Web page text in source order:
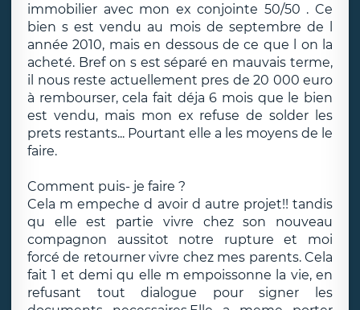
immobilier avec mon ex conjointe 50/50 . Ce
bien s est vendu au mois de septembre de l
année 2010, mais en dessous de ce que l on la
acheté. Bref on s est séparé en mauvais terme,
il nous reste actuellement pres de 20 000 euro
à rembourser, cela fait déja 6 mois que le bien
est vendu, mais mon ex refuse de solder les
prets restants... Pourtant elle a les moyens de le
faire.
Comment puis- je faire ?
Cela m empeche d avoir d autre projet!! tandis
qu elle est partie vivre chez son nouveau
compagnon aussitot notre rupture et moi
forcé de retourner vivre chez mes parents. Cela
fait 1 et demi qu elle m empoissonne la vie, en
refusant tout dialogue pour signer les